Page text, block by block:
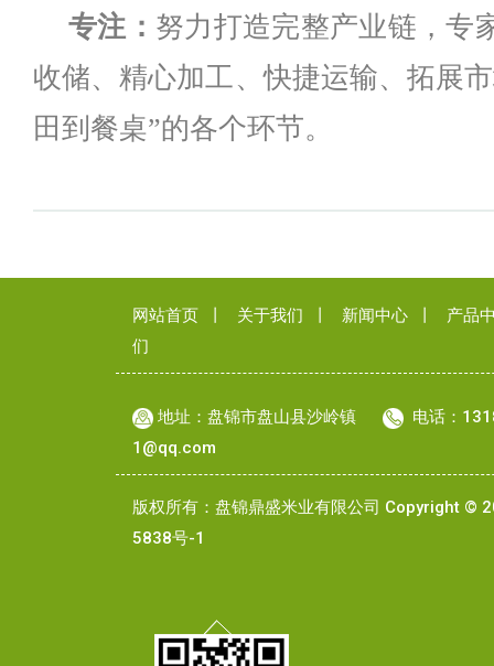
专注： 努力打造完整产业链，专
收储、精心加工、快捷运输、拓展
田到餐桌”的各个环节。
网站首页 关于我们 新闻中心
产品
们
地址：盘锦市盘山县沙岭镇
电话：
1@qq.com
版权所有：盘锦鼎盛米业有限公司 Copyright
5838号-1